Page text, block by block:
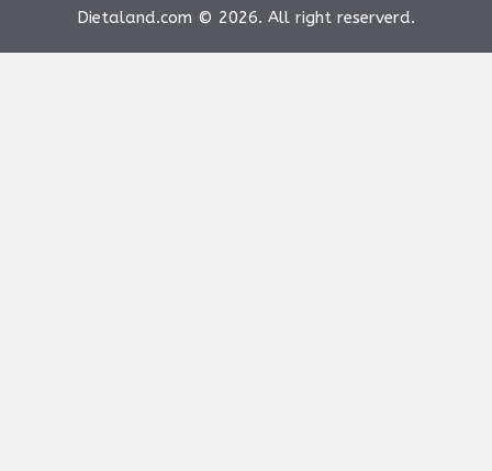
Dietaland.com © 2026. All right reserverd.